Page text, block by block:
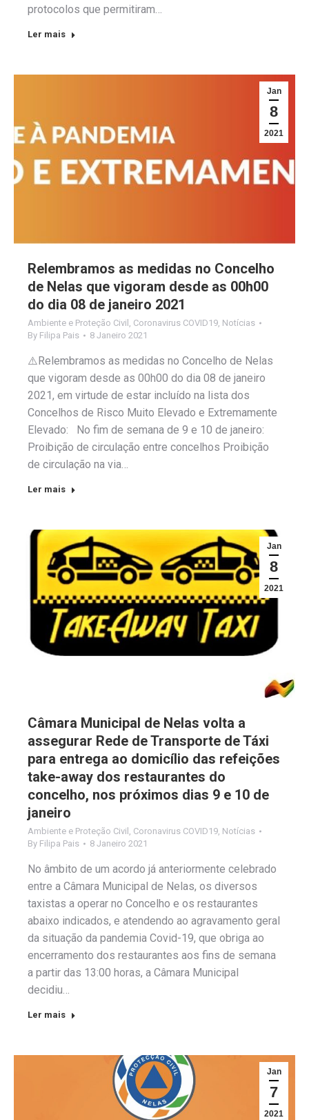
protocolos que permitiram…
Ler mais
Jan
8
2021
Relembramos as medidas no Concelho
de Nelas que vigoram desde as 00h00
do dia 08 de janeiro 2021
Ambiente e Proteção Civil Coronavirus COVID19 Notícias
By Filipa Pais 8 Janeiro 2021
⚠️Relembramos as medidas no Concelho de Nelas
que vigoram desde as 00h00 do dia 08 de janeiro
2021, em virtude de estar incluído na lista dos
Concelhos de Risco Muito Elevado e Extremamente
Elevado: No fim de semana de 9 e 10 de janeiro:
Proibição de circulação entre concelhos Proibição
de circulação na via…
Ler mais
Jan
8
2021
Câmara Municipal de Nelas volta a
assegurar Rede de Transporte de Táxi
para entrega ao domicílio das refeições
take-away dos restaurantes do
concelho, nos próximos dias 9 e 10 de
janeiro
Ambiente e Proteção Civil , Coronavirus COVID19, Notícias
By Filipa Pais 8 Janeiro 2021
No âmbito de um acordo já anteriormente celebrado
entre a Câmara Municipal de Nelas, os diversos
taxistas a operar no Concelho e os restaurantes
abaixo indicados, e atendendo ao agravamento geral
da situação da pandemia Covid-19, que obriga ao
encerramento dos restaurantes aos fins de semana
a partir das 13:00 horas, a Câmara Municipal
decidiu…
Ler mais
Jan
7
2021